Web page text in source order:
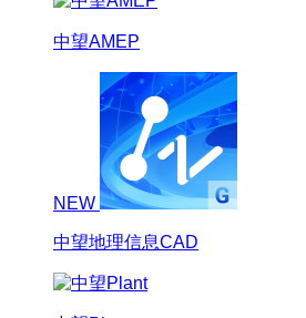
中望AMEP
NEW
中望地理信息CAD